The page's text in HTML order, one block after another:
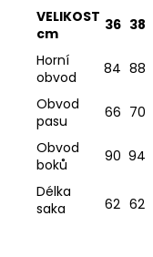
VELIKOST
cm
36 38
Horní
obvod
84 88
Obvod
pasu
66 70
Obvod
boků
90 94
Délka
saka
62 62